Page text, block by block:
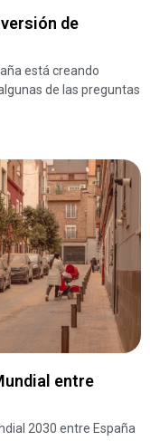
de
está creando
de las preguntas
entre
2030 entre España